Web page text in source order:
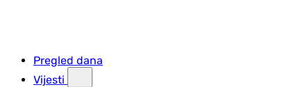
Pregled dana
Vijesti